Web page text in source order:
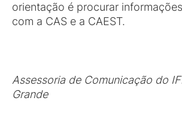
orientação é procurar
com a CAS e a CAEST.
Assessoria de Comunicação do
Grande